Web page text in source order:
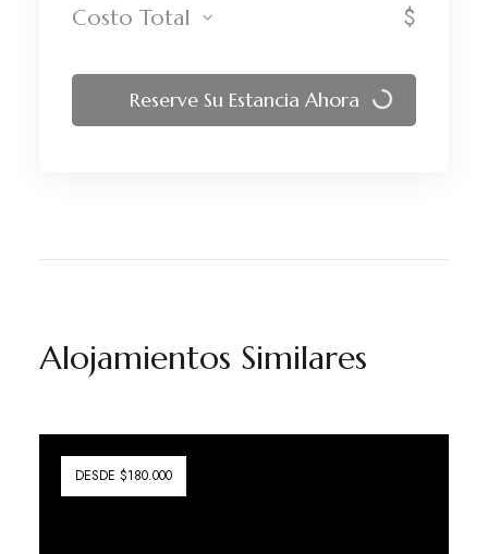
Costo Total $
Reserve Su Estancia Ahora
Alojamientos Similares
DESDE $180.000